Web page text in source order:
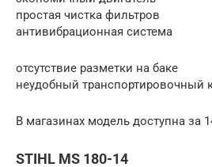
простая чистка фильтров
антивибрационная система
отсутствие разметки на баке
неудобный транспортировочный
В магазинах модель доступна за
STIHL MS 180-14